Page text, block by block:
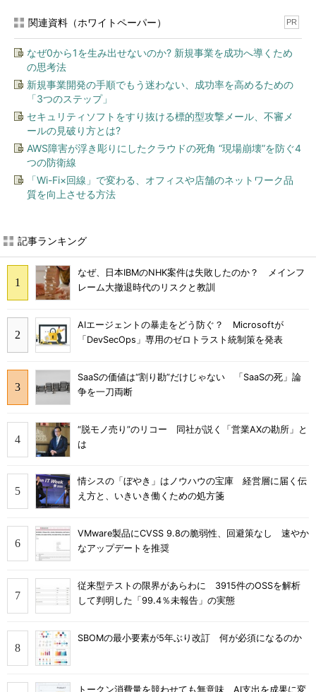
関連資料（ホワイトペーパー） PR
なぜ0から1を生み出せないのか? 新規事業を成功へ導くため
の思考法
新規事業開発の手順でもう迷わない、成功率を高めるための
「3つのステップ」
セキュリティソフトをすり抜ける標的型攻撃メール、不審メ
ールの見破り方とは?
AWS障害が浮き彫りにしたクラウドの死角 “現場崩壊”を防ぐ4
つの防衛線
「Wi-Fi×回線」で変わる、オフィスや店舗のネットワーク品
質を向上させる方法
記事ランキング
なぜ、日本IBMのNHK案件は失敗したのか？ メインフ
レーム大撤退時代のリスクと教訓
AIエージェントの暴走をどう防ぐ？ Microsoftが
「DevSecOps」専用のゼロトラスト統制策を発表
SaaSの価値は“割り勘”だけじゃない 「SaaSの死」論
争を一刀両断
“脱モノ売り”のリコー 同社が説く「営業AXの勘所」と
は
情シスの「ぼやき」はノウハウの宝庫 経営層に届く伝
え方と、いきいき働くための処方箋
VMware製品にCVSS 9.8の脆弱性、回避策なし 速やか
なアップデートを推奨
従来型テストの限界があらわに 3915件のOSSを解析
して判明した「99.4％未報告」の実態
SBOMの最小要素が5年ぶり改訂 何が必須になるのか
トークン消費量を競わせても無意味 AI支出を成果に変